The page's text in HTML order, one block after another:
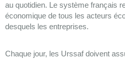
au quotidien. Le système français
économique de tous les acteurs
desquels les entreprises.
Chaque jour, les Urssaf doivent